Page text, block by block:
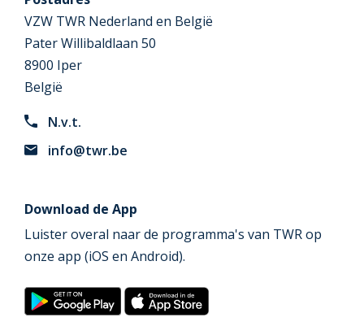
VZW TWR Nederland en België
Pater Willibaldlaan 50
8900 Iper
België
N.v.t.
info@twr.be
Download de App
Luister overal naar de programma's van TWR op
onze app (iOS en Android).